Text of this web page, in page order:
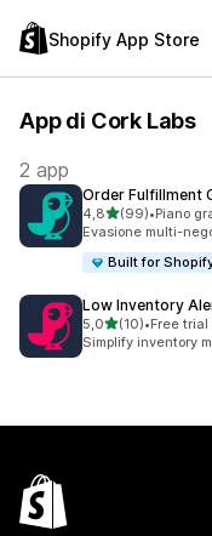
Shopify App Store
App di Cork Labs
2 app
Order Fulfillment
4,8stelle su 5
(99)
99 recensioni totali
•Piano
Evasione multi-
Built for
Low Inventory
5,0stelle su 5
(10)
10 recensioni totali
•Free
Simplify inventory